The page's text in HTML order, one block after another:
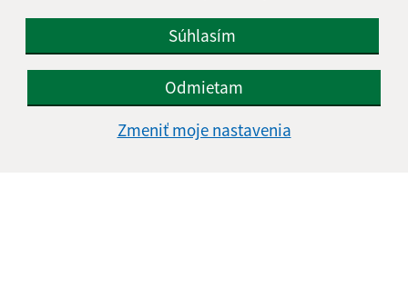
Súhlasím
Odmietam
Zmeniť moje nastavenia